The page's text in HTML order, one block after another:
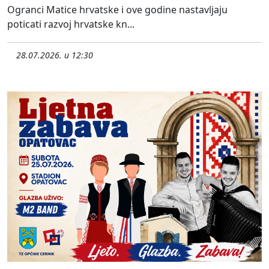
Ogranci Matice hrvatske i ove godine nastavljaju
poticati razvoj hrvatske kn...
28.07.2026. u 12:30